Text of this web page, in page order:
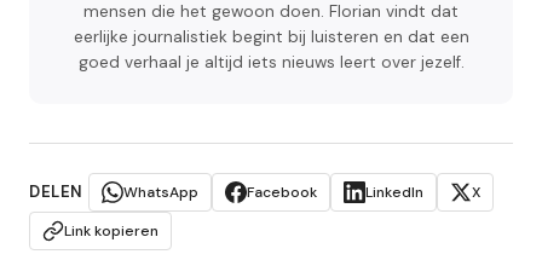
mensen die het gewoon doen. Florian vindt dat
eerlijke journalistiek begint bij luisteren en dat een
goed verhaal je altijd iets nieuws leert over jezelf.
DELEN WhatsApp Facebook LinkedIn
X
Link kopieren